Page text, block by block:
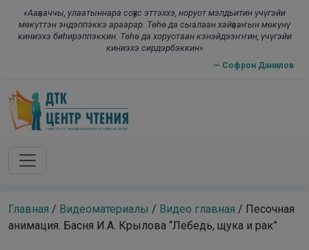
«Ааҕааччы, улаатыннара соҕус эттэххэ, норуот мэлдьитин үчүгэйи
мөкүттэн эндэппэккэ араарар. Төһө да сыалаан хайҕааҥын мөкүнү
киниэхэ биһирэппэккин. Төһө да хоруотаан кэнэйдээҥҥин, үчүгэйи
киниэхэ сирдэрбэккин»
— Софрон Данилов
Skip to main content
Главная / Видеоматериалы / Видео главная / Песочная
анимация. Басня И.А. Крылова “Лебедь, щука и рак”
modal-